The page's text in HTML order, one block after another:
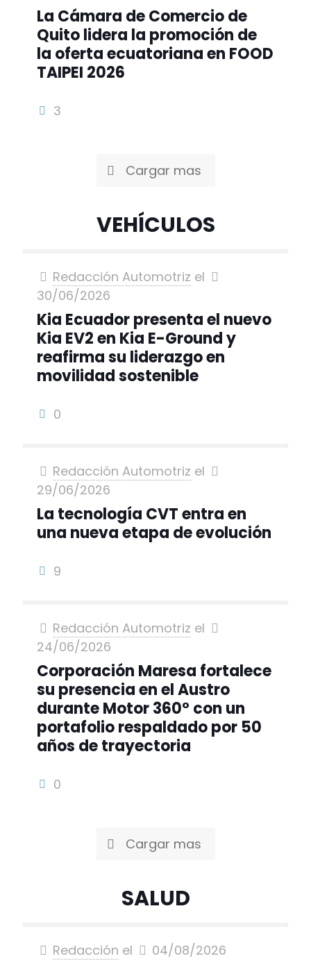
La Cámara de Comercio de
Quito lidera la promoción de
la oferta ecuatoriana en FOOD
TAIPEI 2026
3
Cargar mas
VEHÍCULOS
Redacción Automotriz el
30/06/2026
Kia Ecuador presenta el nuevo
Kia EV2 en Kia E-Ground y
reafirma su liderazgo en
movilidad sostenible
0
Redacción Automotriz el
29/06/2026
La tecnología CVT entra en
una nueva etapa de evolución
9
Redacción Automotriz el
24/06/2026
Corporación Maresa fortalece
su presencia en el Austro
durante Motor 360° con un
portafolio respaldado por 50
años de trayectoria
0
Cargar mas
SALUD
Redacción el 04/08/2026